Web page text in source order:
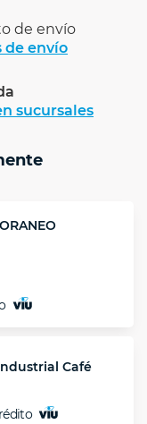
de envío
de envío
sucursales
Café